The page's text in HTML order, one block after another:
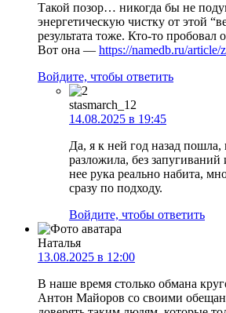
Такой позор… никогда бы не
энергетическую чистку от этой
результата тоже. Кто-то пробовал
Вот она — https://namedb.ru/article/
Войдите, чтобы ответить
stasmarch_12
14.08.2025 в 19:45
Да, я к ней год назад пошла,
разложила, без
нее рука реально набита,
сразу по подходу.
Войдите, чтобы ответить
Наталья
13.08.2025 в 12:00
В наше время столько обмана
Антон Майоров со своими